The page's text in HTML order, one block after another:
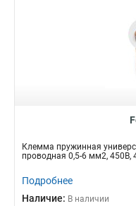
Клемма пружинная
проводная 0,5-6 мм2, 450В,
Подробнее
Наличие: В наличии